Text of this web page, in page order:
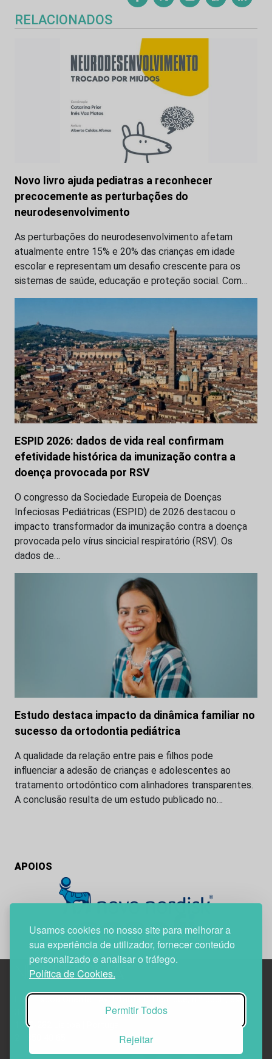
Usamos cookies no nosso site para melhorar a
sua experiência de utilizador, fornecer conteúdo
personalizado e analisar o tráfego.
Política de Cookies.
Permitir Todos
Rejeitar
RELACIONADOS
Novo livro ajuda pediatras a reconhecer
precocemente as perturbações do
neurodesenvolvimento
As perturbações do neurodesenvolvimento afetam
atualmente entre 15% e 20% das crianças em idade
escolar e representam um desafio crescente para os
sistemas de saúde, educação e proteção social. Com…
ESPID 2026: dados de vida real confirmam
efetividade histórica da imunização contra a
doença provocada por RSV
O congresso da Sociedade Europeia de Doenças
Infeciosas Pediátricas (ESPID) de 2026 destacou o
impacto transformador da imunização contra a doença
provocada pelo vírus sincicial respiratório (RSV). Os
dados de…
Estudo destaca impacto da dinâmica familiar no
sucesso da ortodontia pediátrica
A qualidade da relação entre pais e filhos pode
influenciar a adesão de crianças e adolescentes ao
tratamento ortodôntico com alinhadores transparentes.
A conclusão resulta de um estudo publicado no…
APOIOS
Edif. Lisboa Oriente | Av. Infante D. Henrique, n.º 333H, esc.
1800-282 Lisboa | Portugal